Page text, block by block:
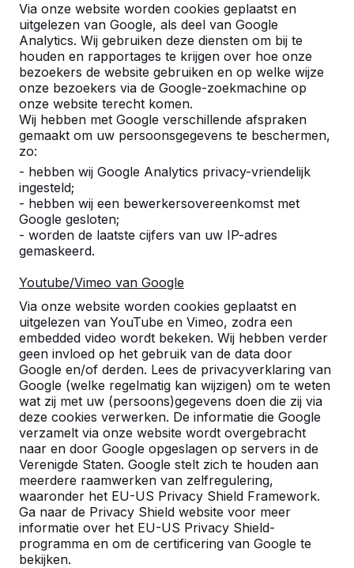
Via onze website worden cookies geplaatst en
uitgelezen van Google, als deel van Google
Analytics. Wij gebruiken deze diensten om bij te
houden en rapportages te krijgen over hoe onze
bezoekers de website gebruiken en op welke wijze
onze bezoekers via de Google-zoekmachine op
onze website terecht komen.
Wij hebben met Google verschillende afspraken
gemaakt om uw persoonsgegevens te beschermen,
zo:
- hebben wij Google Analytics privacy-vriendelijk
ingesteld;
- hebben wij een bewerkersovereenkomst met
Google gesloten;
- worden de laatste cijfers van uw IP-adres
gemaskeerd.
Youtube/Vimeo van Google
Via onze website worden cookies geplaatst en
uitgelezen van YouTube en Vimeo, zodra een
embedded video wordt bekeken. Wij hebben verder
geen invloed op het gebruik van de data door
Google en/of derden. Lees de privacyverklaring van
Google (welke regelmatig kan wijzigen) om te weten
wat zij met uw (persoons)gegevens doen die zij via
deze cookies verwerken. De informatie die Google
verzamelt via onze website wordt overgebracht
naar en door Google opgeslagen op servers in de
Verenigde Staten. Google stelt zich te houden aan
meerdere raamwerken van zelfregulering,
waaronder het EU-US Privacy Shield Framework.
Ga naar de Privacy Shield website voor meer
informatie over het EU-US Privacy Shield-
programma en om de certificering van Google te
bekijken.
Ontdek ons complete
assortiment
Pingpongtafels -->
Een speltafel voor oneindig
buitenspeelplezier:
weerbestendig, oerdegelijk en
daarom dus een duurzame
keuze.
Voetvolleybal is een
van tafeltennis en
op een schoolplein,
openbare ruimte.
Recente plaatsingen en